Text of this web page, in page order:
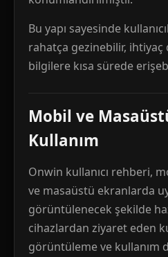
Bu yapı sayesinde
rahatça gezinebilir, ihtiyaç
bilgilere kısa sürede
Mobil ve
Kullanım
Onwin kullanıcı rehberi,
ve masaüstü ekranlarda
görüntülenecek şekilde
cihazlardan ziyaret eden
görüntüleme ve kullanım